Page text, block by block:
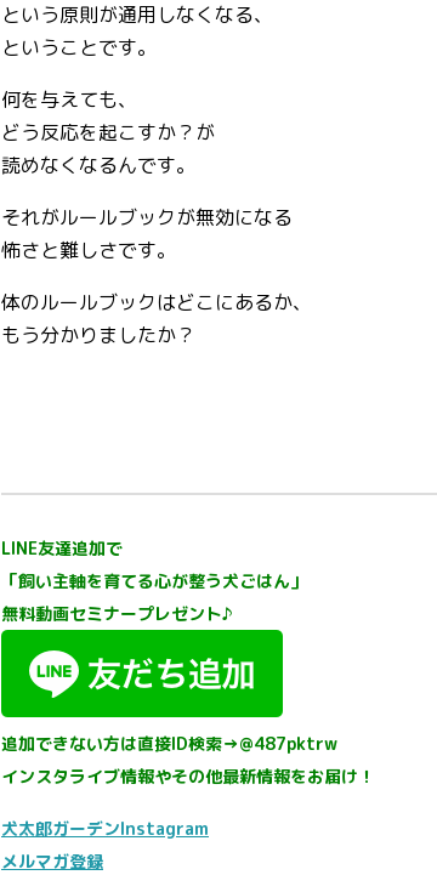
という原則が通用しなくなる、
ということです。
何を与えても、
どう反応を起こすか？が
読めなくなるんです。
それがルールブックが無効になる
怖さと難しさです。
体のルールブックはどこにあるか、
もう分かりましたか？
LINE友達追加で
「飼い主軸を育てる心が整う犬ごはん」
無料動画セミナープレゼント♪
追加できない方は直接ID検索→@487pktrw
インスタライブ情報やその他最新情報をお届け！
犬太郎ガーデンInstagram
メルマガ登録